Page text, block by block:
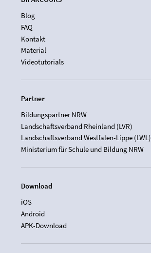
Blog
FAQ
Kontakt
Material
Videotutorials
Partner
Bildungspartner NRW
Landschaftsverband Rheinland (LVR)
Landschaftsverband Westfalen-Lippe (LWL)
Ministerium für Schule und Bildung NRW
Download
iOS
Android
APK-Download